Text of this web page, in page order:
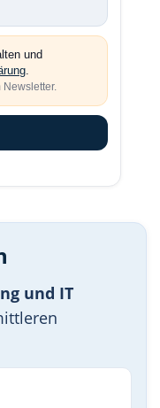
und
.
und IT